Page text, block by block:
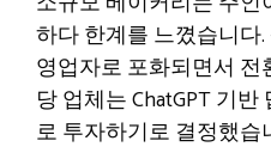
하다 한계를 느꼈습니다
영업자로 포화되면서
당 업체는 ChatGPT 기
로 투자하기로 결정했습